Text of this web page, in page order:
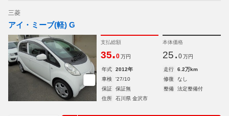
三菱
アイ・ミーブ(軽) G
支払総額
35.0 万円
本体価格
25. 0 万円
年式 2012年 走行
6.2万km
車検
'27/10 修復
なし
保証
保証無 整備
法定整備付
住所
石川県 金沢市